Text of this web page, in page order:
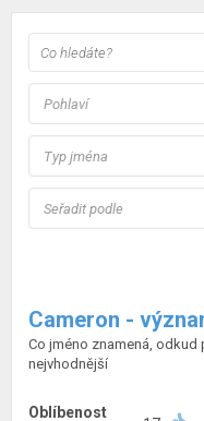
Pohlaví
Typ jména
Seřadit podle
Cameron -
Co jméno znamená,
nejvhodnější
Oblíbenost